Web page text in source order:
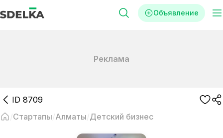
Объявление
Реклама
ID 8709
Стартапы Алматы Детский бизнес